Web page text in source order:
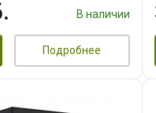
В наличии
Подробнее